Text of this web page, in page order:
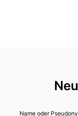
Name oder